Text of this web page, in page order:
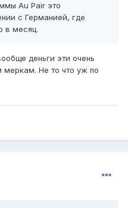
Au Pair это
с Германией, где
в месяц.
деньги эти очень
Не то что уж по